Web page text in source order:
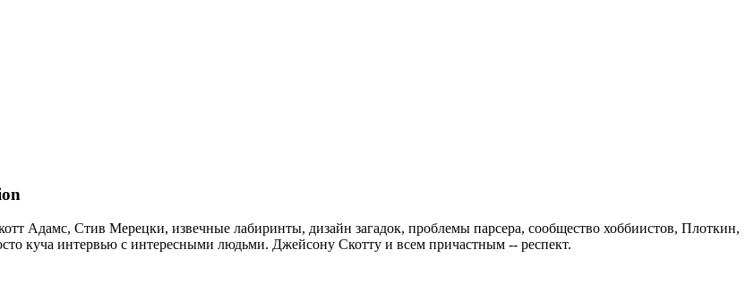
Адамс, Стив Мерецки, извечные лабиринты, дизайн загадок, проблемы парсера, сообщество хоббиистов, Плоткин,
куча интервью с интересными людьми. Джейсону Скотту и всем причастным -- респект.